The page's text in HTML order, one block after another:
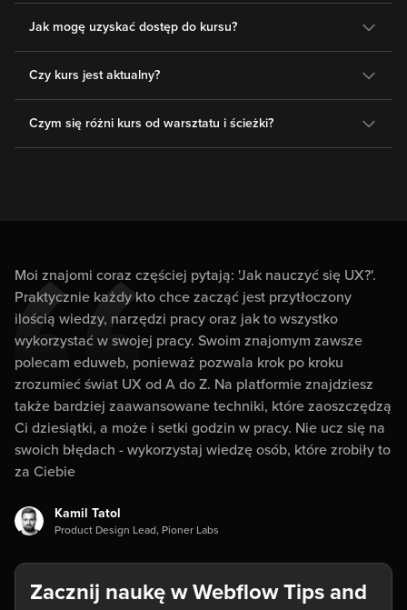
Jak mogę uzyskać dostęp do kursu?
Czy kurs jest aktualny?
Czym się różni kurs od warsztatu i ścieżki?
Moi znajomi coraz częściej pytają: 'Jak nauczyć się UX?'.
Praktycznie każdy kto chce zacząć jest przytłoczony
ilością wiedzy, narzędzi pracy oraz jak to wszystko
wykorzystać w swojej pracy. Swoim znajomym zawsze
polecam eduweb, ponieważ pozwala krok po kroku
zrozumieć świat UX od A do Z. Na platformie znajdziesz
także bardziej zaawansowane techniki, które zaoszczędzą
Ci dziesiątki, a może i setki godzin w pracy. Nie ucz się na
swoich błędach - wykorzystaj wiedzę osób, które zrobiły to
za Ciebie
Kamil Tatol
Product Design Lead, Pioner Labs
Zacznij naukę w Webflow Tips and